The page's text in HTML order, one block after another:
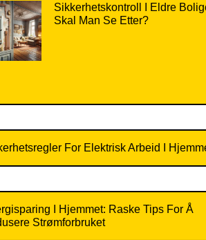
Sikkerhetskontroll I Eldre
Skal Man Se Etter?
For Elektrisk Arbeid I
I Hjemmet: Raske Tips For Å
Strømforbruket